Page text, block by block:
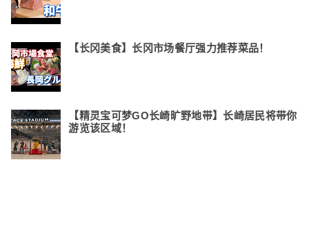
【长冈美食】长冈市场餐厅强力推荐菜品！
【精灵宝可梦GO长崎旷野地带】长崎居民将带你
游览该区域！